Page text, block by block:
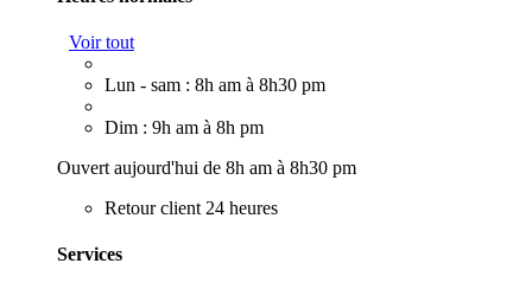
Voir tout
Lun - sam : 8h am à 8h30 pm
Dim : 9h am à 8h pm
Ouvert aujourd'hui de 8h am à 8h30 pm
Retour client 24 heures
Services